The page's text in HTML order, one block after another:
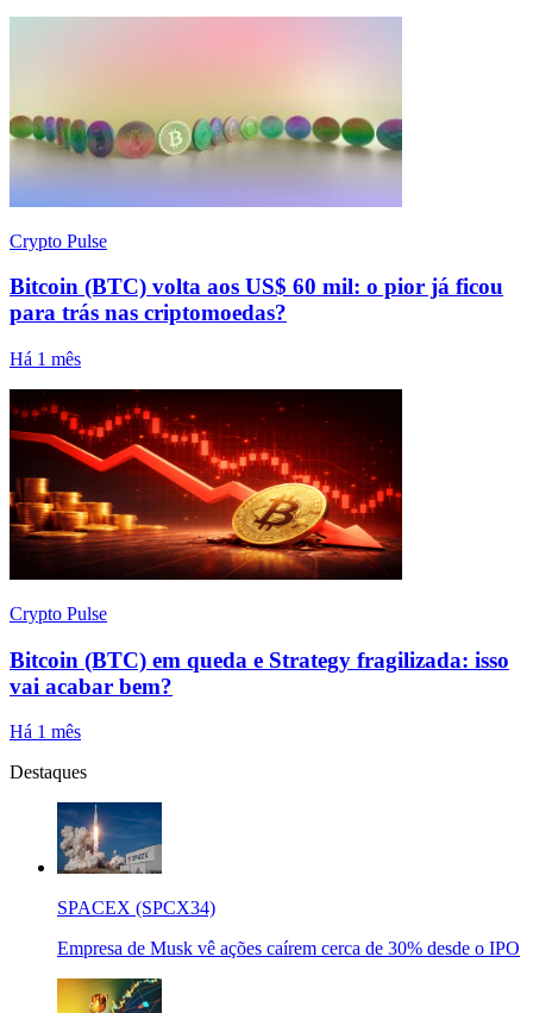
Crypto Pulse
Bitcoin (BTC) volta aos US$ 60 mil: o pior já ficou
para trás nas criptomoedas?
Há 1 mês
Crypto Pulse
Bitcoin (BTC) em queda e Strategy fragilizada: isso
vai acabar bem?
Há 1 mês
Destaques
SPACEX (SPCX34)
Empresa de Musk vê ações caírem cerca de 30% desde o IPO